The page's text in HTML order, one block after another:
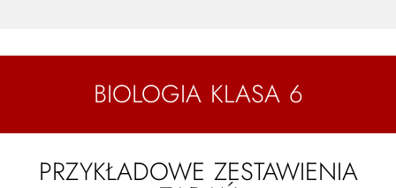
BIOLOGIA KLASA 6
PRZYKŁADOWE ZESTAWIENIA